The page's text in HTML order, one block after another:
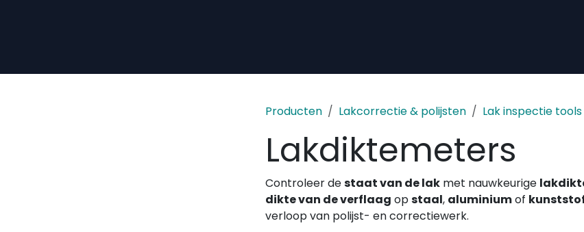
Producten Lakcorrectie & polijsten Lak inspectie tools
Lakdiktemeters
Controleer destaat van de lak met nauwkeurige
dikte van de verflaag opstaal, aluminiumof
verloop van polijst- en correctiewerk.